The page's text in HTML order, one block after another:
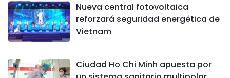
Nueva central fotovoltaica
reforzará seguridad energética de
Vietnam
Ciudad Ho Chi Minh apuesta por